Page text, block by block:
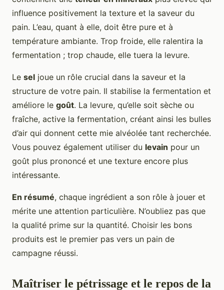
influence positivement la texture et la saveur du
pain. L’eau, quant à elle, doit être pure et à
température ambiante. Trop froide, elle ralentira la
fermentation ; trop chaude, elle tuera la levure.
Le sel joue un rôle crucial dans la saveur et la
structure de votre pain. Il stabilise la fermentation et
améliore le goût. La levure, qu’elle soit sèche ou
fraîche, active la fermentation, créant ainsi les bulles
d’air qui donnent cette mie alvéolée tant recherchée.
Vous pouvez également utiliser du levain pour un
goût plus prononcé et une texture encore plus
intéressante.
En résumé, chaque ingrédient a son rôle à jouer et
mérite une attention particulière. N’oubliez pas que
la qualité prime sur la quantité. Choisir les bons
produits est le premier pas vers un pain de
campagne réussi.
Maîtriser le pétrissage et le repos de la